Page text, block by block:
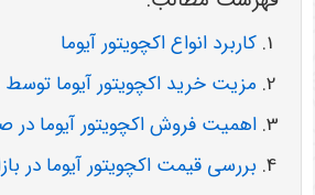
کاربرد انواع اکچویتور آیوما
مزیت خرید اکچویتور آیوما
اهمیت فروش اکچویتور آیوما در
بررسی قیمت اکچویتور آیوما در